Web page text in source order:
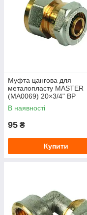
Муфта цангова для
металопласту MASTER
(MA0069) 20×3/4" ВР
В наявності
95 ₴
Купити